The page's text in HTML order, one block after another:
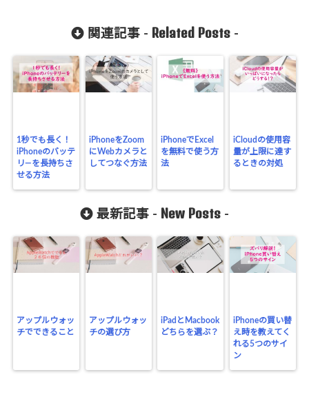
関連記事 - Related Posts-
1秒でも長く！
iPhoneのバッテ
リ―を長持ちさ
せる方法
iPhoneをZoom
にWebカメラと
してつなぐ方法
iPhoneでExcel
を無料で使う方
法
iCloudの使用容
量が上限に達す
るときの対処
最新記事 - New Posts -
アップルウォッ
チでできること
アップルウォッ
チの選び方
iPadとMacbook
どちらを選ぶ？
iPhoneの買い替
え時を教えてく
れる5つのサイ
ン